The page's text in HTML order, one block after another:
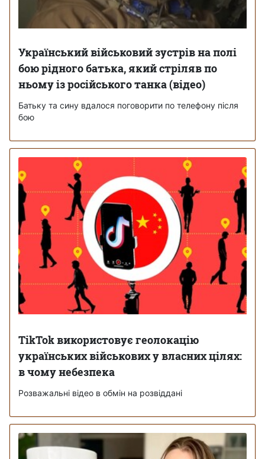
Український військовий зустрів на полі
бою рідного батька, який стріляв по
ньому із російського танка (відео)
Батьку та сину вдалося поговорити по телефону після
бою
TikTok використовує геолокацію
українських військових у власних цілях:
в чому небезпека
Розважальні відео в обмін на розвіддані